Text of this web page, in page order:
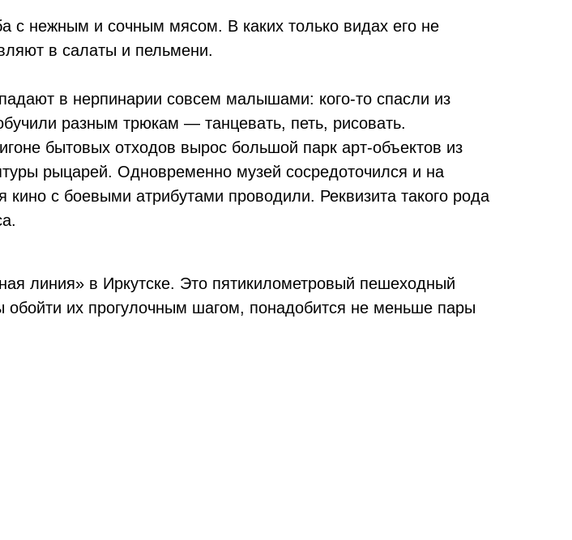
с нежным и сочным мясом. В каких только видах его не
в салаты и пельмени.
в нерпинарии совсем малышами: кого-то спасли из
разным трюкам — танцевать, петь, рисовать.
бытовых отходов вырос большой парк арт-объектов из
рыцарей. Одновременно музей сосредоточился и на
с боевыми атрибутами проводили. Реквизита такого рода
линия» в Иркутске. Это пятикилометровый пешеходный
их прогулочным шагом, понадобится не меньше пары